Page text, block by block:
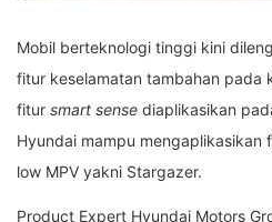
Mobil berteknologi tinggi kini
fitur keselamatan tambahan pada
fitur smart sense diaplikasikan
Hyundai mampu
low MPV yakni Stargazer.
Product Expert Hyundai Motors